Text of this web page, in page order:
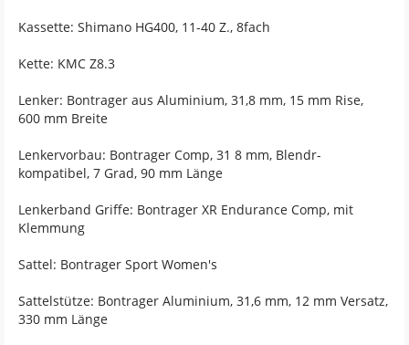
Kassette: Shimano HG400, 11-40 Z., 8fach
Kette: KMC Z8.3
Lenker: Bontrager aus Aluminium, 31,8 mm, 15 mm Rise,
600 mm Breite
Lenkervorbau: Bontrager Comp, 31 8 mm, Blendr-
kompatibel, 7 Grad, 90 mm Länge
Lenkerband Griffe: Bontrager XR Endurance Comp, mit
Klemmung
Sattel: Bontrager Sport Women's
Sattelstütze: Bontrager Aluminium, 31,6 mm, 12 mm Versatz,
330 mm Länge